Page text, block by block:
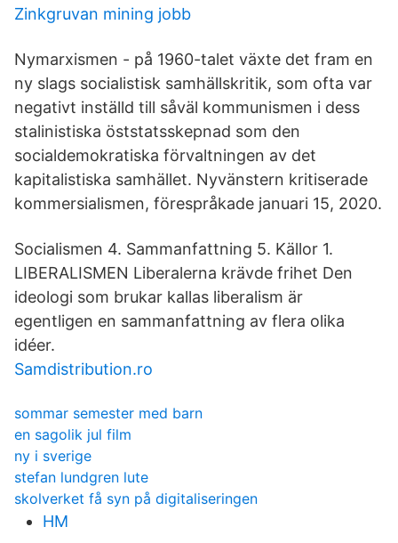
Zinkgruvan mining jobb
Nymarxismen - på 1960-talet växte det fram en
ny slags socialistisk samhällskritik, som ofta var
negativt inställd till såväl kommunismen i dess
stalinistiska öststatsskepnad som den
socialdemokratiska förvaltningen av det
kapitalistiska samhället. Nyvänstern kritiserade
kommersialismen, förespråkade januari 15, 2020.
Socialismen 4. Sammanfattning 5. Källor 1.
LIBERALISMEN Liberalerna krävde frihet Den
ideologi som brukar kallas liberalism är
egentligen en sammanfattning av flera olika
idéer.
Samdistribution.ro
sommar semester med barn
en sagolik jul film
ny i sverige
stefan lundgren lute
skolverket få syn på digitaliseringen
HM